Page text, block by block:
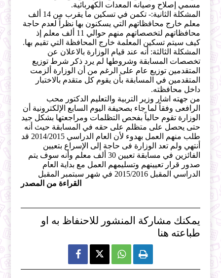
مسمي إصلاح وصيانه المعدات الكهربائية.
المشكلة الثانية:- تكمن في تسكين ما يقرب من 14 ألف
معلم خارج محافظاتهم التي يسكنون بها نظراً لعدم حاجة
محافظاتهم لتخصصاتهم منهم حوالي 11 ألف معلم إذ
كيف سيتم تسكين المعلمة خارج المحافظة التي تقيم بها.
المشكلة الثالثة: أنه عند قيام الوزارة بالاعلان عن
تخصصات المسابقة وشروطها لم يرد ذكر شرط توزيع
المتقدمين توزيع عام على الرغم من أن الوزارة ألزمت
المتقدمين في المسابقة بأن يقوم كل متقدم بالاختبار
داخل محافظته.
من جهته اشار وزير التربية والتعليم الدكتور محب
الرافعى وفقاً لما جاء بصحيفة اليوم السابع الإلكترونية أن
الوزارة تقوم حالياً بفحص التظلمات ومراجعتها بشكل جيد
حتى يحصل على متظلم على حقه في المسابقة حيث أنه
طلب منهم العمل بهدوء لأن العام الدراسي 2014/2015 قد
أنتهي ولم تعد الوزارة فى حاجة إلى الإسراع بتعيين
الفائزين في مسابقة تعيين 30 ألف معلم وأنه سوف يتم
صدور قرار تعيينهم وتسليمهم العمل مع بداية العام
الدراسي المقبل 2015/2016 في شهر سبتمبر المقبل
القراءة من المصدر
يمكنك مشاركة المنشور للاحنفاظ به او
طباعته هنا
  